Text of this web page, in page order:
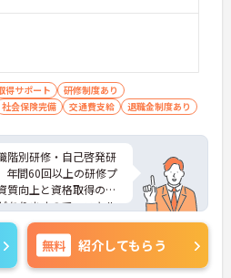
得サポート
研修制度あり
社会保険完備 交通費支給 退職金制度あり
階別研修・自己啓発研
年間60回以上の研修プ
質向上と資格取得のサ
ありますので、スキル
です！
して長く活躍できる
福利厚生制度をご用意
無料 紹介してもらう